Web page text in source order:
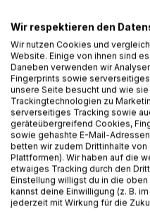
BESCHREIBUNG
Als im Frühjahr 2020 das
Stillstand kam, fehlten
von Gemeinschaft,
In dieser Zeit begann
Woche ein "Sonntagswort
per E-Mail an die
wurden für viele zu einer
sie spendeten Trost,
Perspektiven.
Wir respektieren den
Wir nutzen Cookies und
Website. Einige von ihnen sind
Daneben verwenden wir
Fingerprints sowie
unsere Seite besucht und wie
Trackingtechnologien zu
serverseitiges Tracking sowie
geräteübergreifend Cookies,
sowie gehashte E-Mail-
betten wir zudem Drittinhalte
Plattformen). Wir haben auf die
etwaiges Tracking durch den
Einstellung willigst du in die
kannst deine Einwilligung (z. B.
jederzeit mit Wirkung für die